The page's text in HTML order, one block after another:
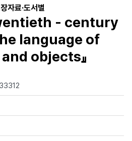
자료·도서별
- century
language of
objects』